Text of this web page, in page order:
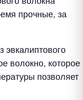
прочные, за
эвкалиптового
волокно, которое
позволяет